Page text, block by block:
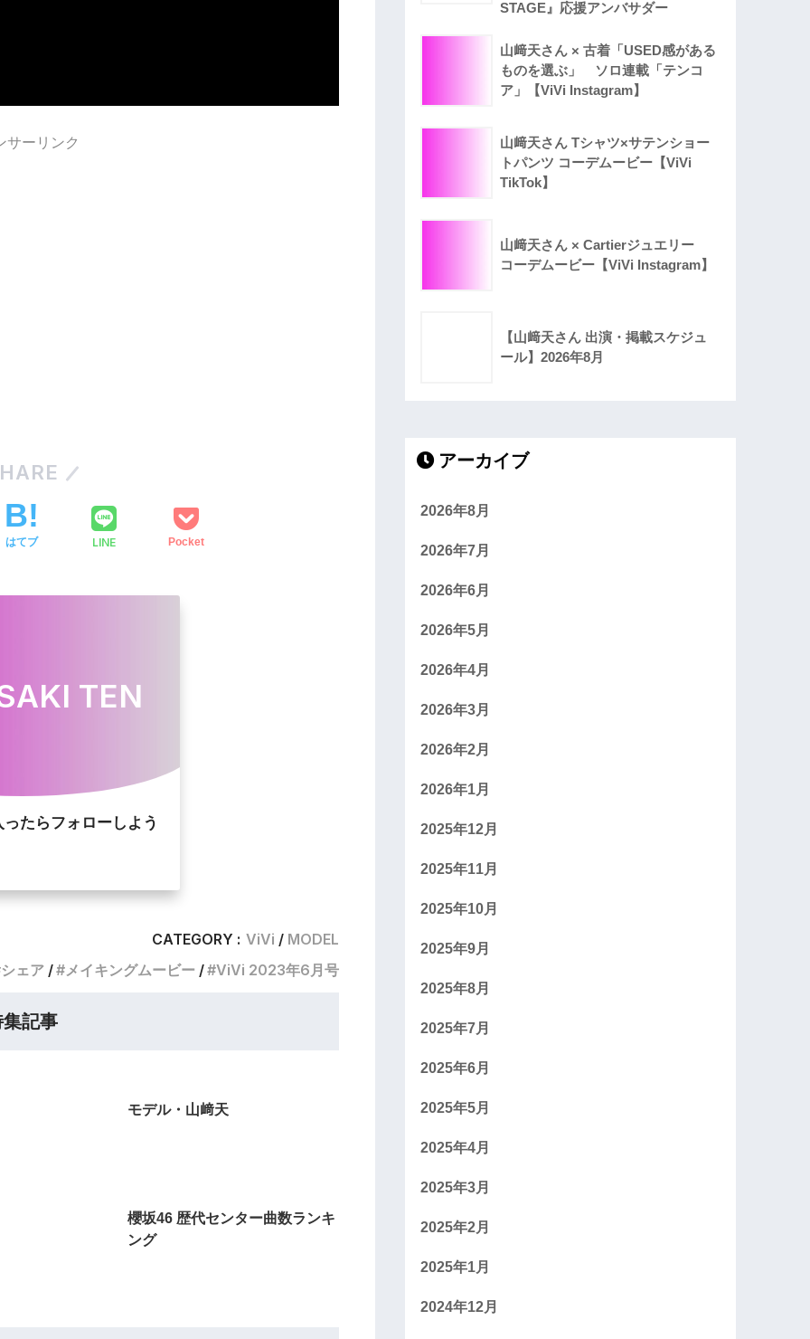
サーリンク
はてブ LINE Pocket
TEN
たらフォローしよう
CATEGORY : ViVi
MODEL
シェア
メイキングムービー ViVi 2023年6月号
集記事
モデル・山﨑天
櫻坂46 歴代センター曲数ランキ
ング
STAGE』応援アンバサダー
山﨑天さん × 古着「USED感がある
ものを選ぶ」 ソロ連載「テンコ
ア」【ViVi Instagram】
山﨑天さん Tシャツ×サテンショー
トパンツ コーデムービー【ViVi
TikTok】
山﨑天さん × Cartierジュエリー
コーデムービー【ViVi Instagram】
【山﨑天さん 出演・掲載スケジュ
ール】2026年8月
アーカイブ
2026年8月
2026年7月
2026年6月
2026年5月
2026年4月
2026年3月
2026年2月
2026年1月
2025年12月
2025年11月
2025年10月
2025年9月
2025年8月
2025年7月
2025年6月
2025年5月
2025年4月
2025年3月
2025年2月
2025年1月
2024年12月